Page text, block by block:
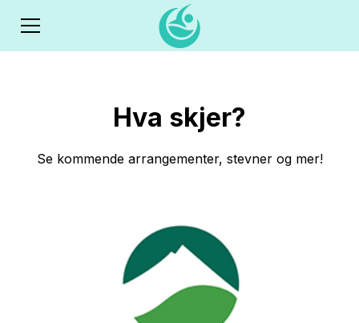
Hva skjer?
Se kommende arrangementer, stevner og mer!